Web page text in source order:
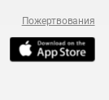
Пожертвования